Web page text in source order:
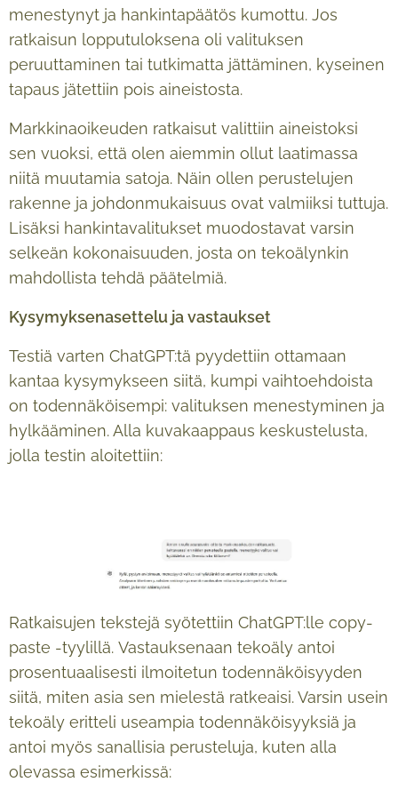
menestynyt ja hankintapäätös kumottu. Jos
ratkaisun lopputuloksena oli valituksen
peruuttaminen tai tutkimatta jättäminen, kyseinen
tapaus jätettiin pois aineistosta.
Markkinaoikeuden ratkaisut valittiin aineistoksi
sen vuoksi, että olen aiemmin ollut laatimassa
niitä muutamia satoja. Näin ollen perustelujen
rakenne ja johdonmukaisuus ovat valmiiksi tuttuja.
Lisäksi hankintavalitukset muodostavat varsin
selkeän kokonaisuuden, josta on tekoälynkin
mahdollista tehdä päätelmiä.
Kysymyksenasettelu ja vastaukset
Testiä varten ChatGPT:tä pyydettiin ottamaan
kantaa kysymykseen siitä, kumpi vaihtoehdoista
on todennäköisempi: valituksen menestyminen ja
hylkääminen. Alla kuvakaappaus keskustelusta,
jolla testin aloitettiin:
Ratkaisujen tekstejä syötettiin ChatGPT:lle copy-
paste -tyylillä. Vastauksenaan tekoäly antoi
prosentuaalisesti ilmoitetun todennäköisyyden
siitä, miten asia sen mielestä ratkeaisi. Varsin usein
tekoäly eritteli useampia todennäköisyyksiä ja
antoi myös sanallisia perusteluja, kuten alla
olevassa esimerkissä: